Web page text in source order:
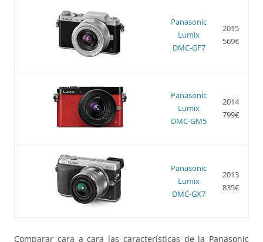
Panasonic
Lumix
DMC-GF7
2015
569€
Panasonic
Lumix
DMC-GM5
2014
799€
Panasonic
Lumix
DMC-GX7
2013
835€
Comparar cara a cara las características de la Panasonic